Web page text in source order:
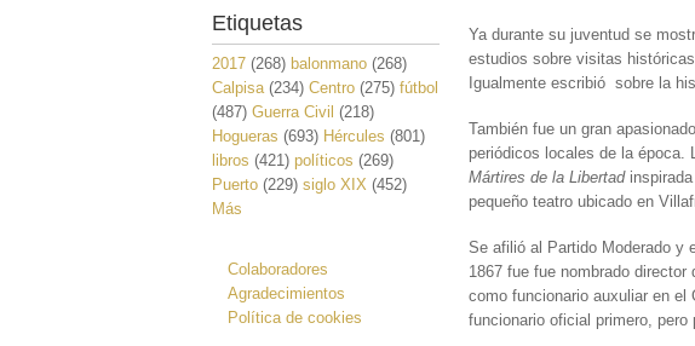
Ya durante su juventud se
estudios sobre visitas
Igualmente escribió sobre la
También fue un gran
periódicos locales de la época.
Mártires de la Libertadinspirada
pequeño teatro ubicado en
Se afilió al Partido Moderado y
1867 fue fue nombrado director
como funcionario auxuliar en
funcionario oficial primero,
Etiquetas
2017 (268) balonmano (268)
Calpisa (234) Centro (275) fútbol
(487) Guerra Civil (218)
Hogueras (693) Hércules (801)
libros (421) políticos (269)
Puerto (229) siglo XIX (452)
Más
Colaboradores
Agradecimientos
Política de cookies